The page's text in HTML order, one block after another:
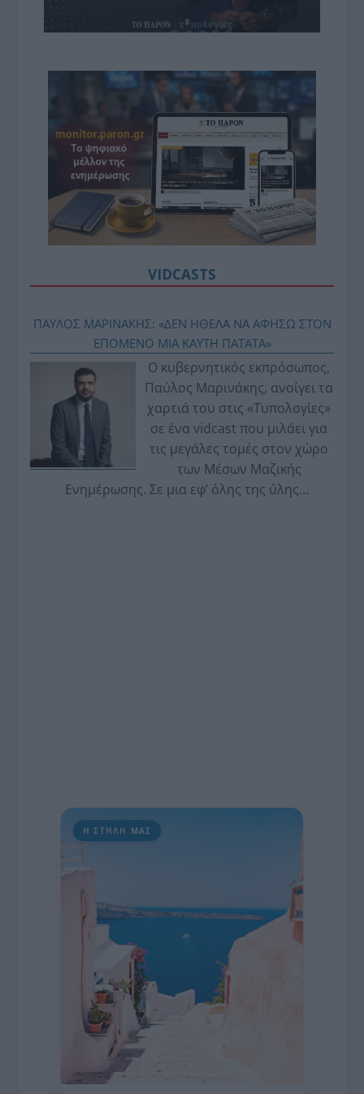
VIDCASTS
ΠΑΥΛΟΣ ΜΑΡΙΝΑΚΗΣ: «ΔΕΝ ΗΘΕΛΑ ΝΑ ΑΦΗΣΩ ΣΤΟΝ
ΕΠΟΜΕΝΟ ΜΙΑ ΚΑΥΤΗ ΠΑΤΑΤΑ»
Ο κυβερνητικός εκπρόσωπος,
Παύλος Μαρινάκης, ανοίγει τα
χαρτιά του στις «Τυπολογίες»
σε ένα vidcast που μιλάει για
τις μεγάλες τομές στον χώρο
των Μέσων Μαζικής
Ενημέρωσης. Σε μια εφ’ όλης της ύλης
Η ΣΤΗΛΗ ΜΑΣ